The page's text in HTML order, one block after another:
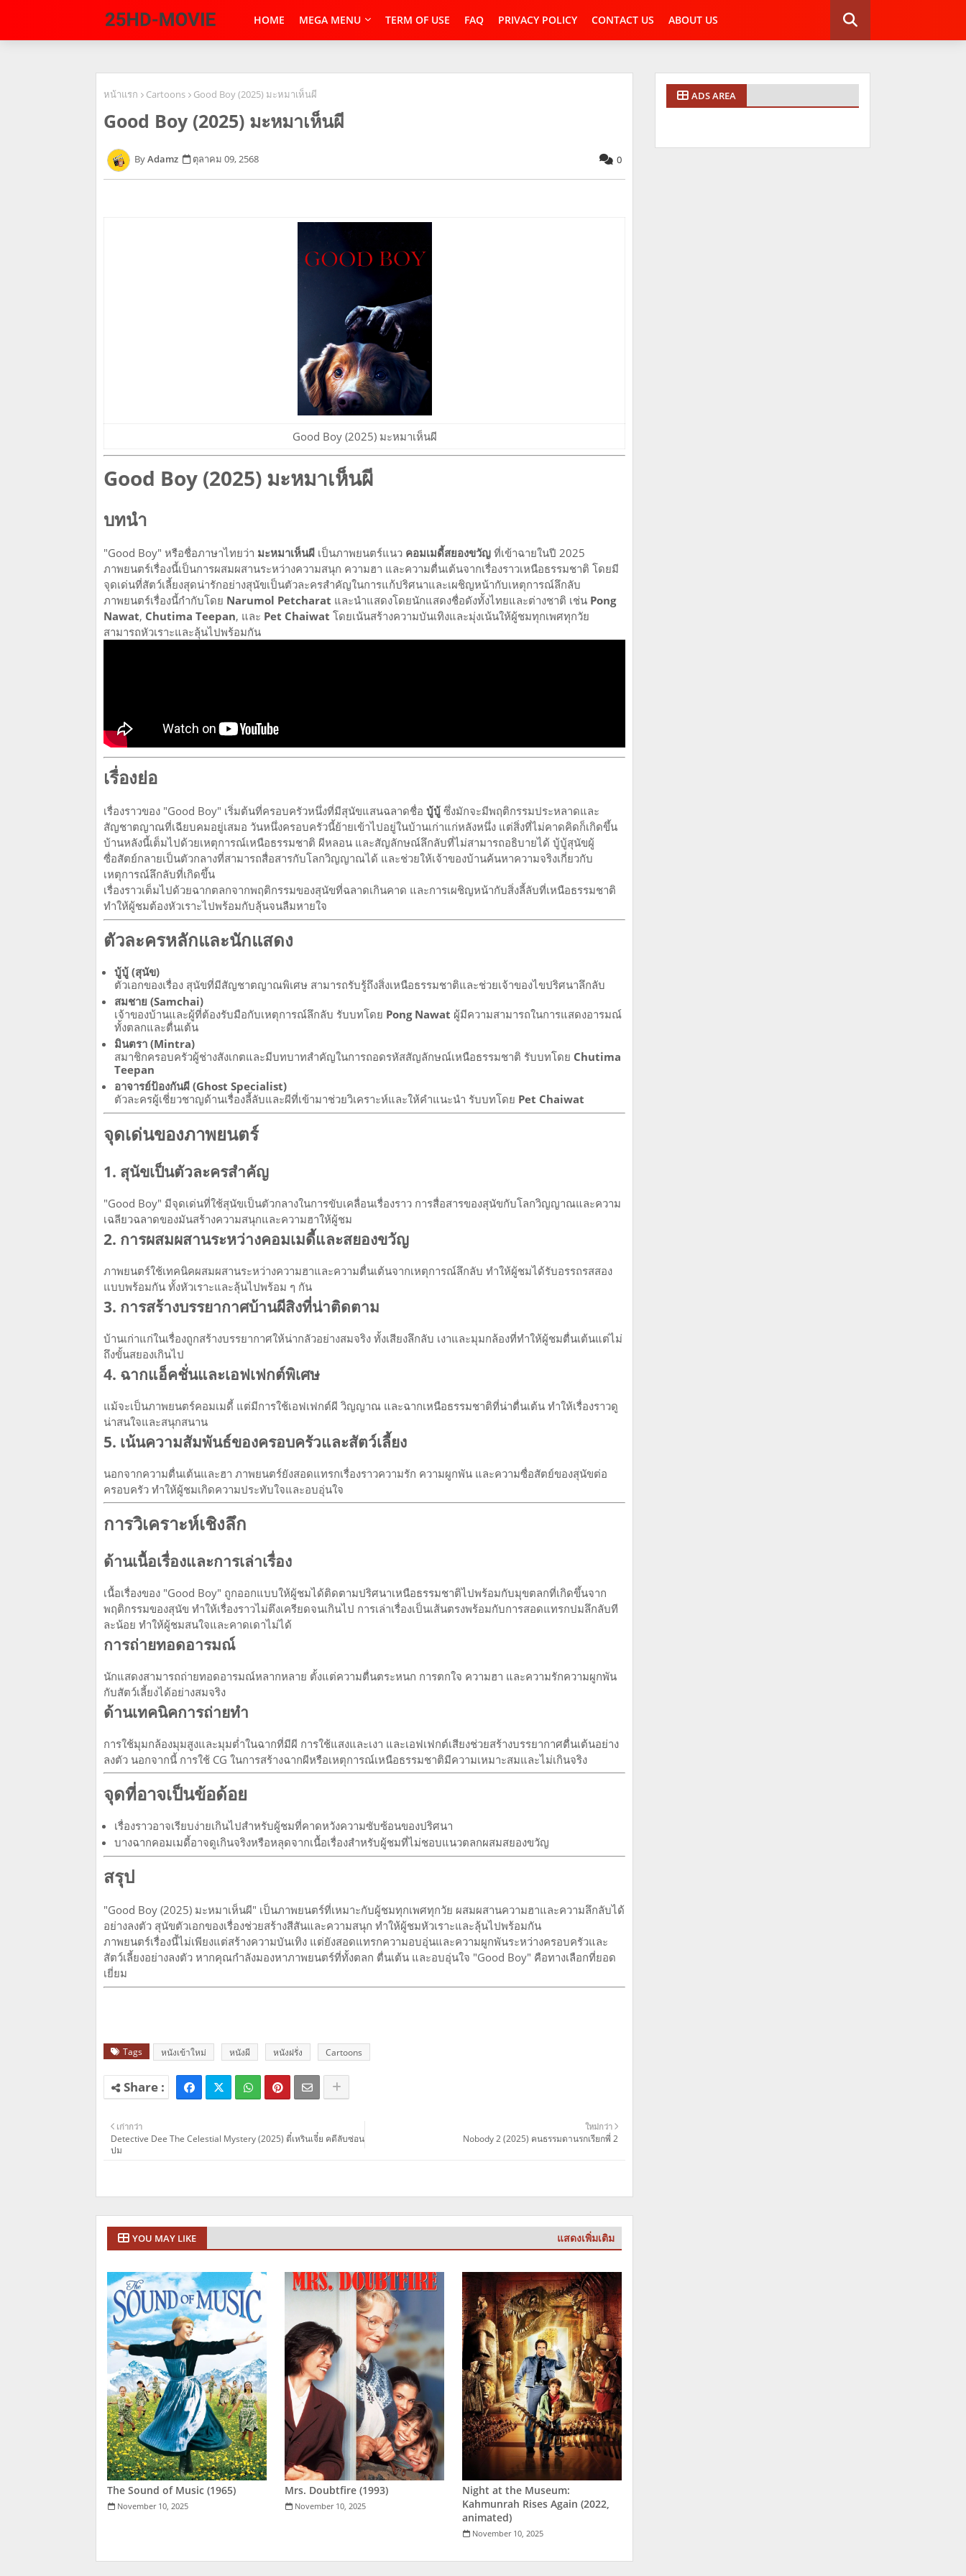
HOME MEGA MENU TERM OF USE FAQ PRIVACY POLICY CONTACT US ABOUT US
หน้าแรก Cartoons Good Boy (2025) มะหมาเห็นผี
Good Boy (2025) มะหมาเห็นผี
Adamz ตุลาคม 09, 2568 0
Good Boy (2025) มะหมาเห็นผี
Good Boy (2025) มะหมาเห็นผี
บทนำ
"Good Boy" หรือชื่อภาษาไทยว่า มะหมาเห็นผี เป็นภาพยนตร์แนว คอมเมดี้สยองขวัญ ที่เข้าฉายในปี 2025
ภาพยนตร์เรื่องนี้เป็นการผสมผสานระหว่างความสนุก ความฮา และความตื่นเต้นจากเรื่องราวเหนือธรรมชาติ โดยมี
จุดเด่นที่สัตว์เลี้ยงสุดน่ารักอย่างสุนัขเป็นตัวละครสำคัญในการแก้ปริศนาและเผชิญหน้ากับเหตุการณ์ลึกลับ
ภาพยนตร์เรื่องนี้กำกับโดย Narumol Petcharat และนำแสดงโดยนักแสดงชื่อดังทั้งไทยและต่างชาติ เช่น Pong
Nawat, Chutima Teepan, และ Pet Chaiwat โดยเน้นสร้างความบันเทิงและมุ่งเน้นให้ผู้ชมทุกเพศทุกวัย
สามารถหัวเราะและลุ้นไปพร้อมกัน
เรื่องย่อ
เรื่องราวของ "Good Boy" เริ่มต้นที่ครอบครัวหนึ่งที่มีสุนัขแสนฉลาดชื่อ บู้บู้ ซึ่งมักจะมีพฤติกรรมประหลาดและ
สัญชาตญาณที่เฉียบคมอยู่เสมอ วันหนึ่งครอบครัวนี้ย้ายเข้าไปอยู่ในบ้านเก่าแก่หลังหนึ่ง แต่สิ่งที่ไม่คาดคิดก็เกิดขึ้น
บ้านหลังนี้เต็มไปด้วยเหตุการณ์เหนือธรรมชาติ ผีหลอน และสัญลักษณ์ลึกลับที่ไม่สามารถอธิบายได้ บู้บู้สุนัขผู้
ซื่อสัตย์กลายเป็นตัวกลางที่สามารถสื่อสารกับโลกวิญญาณได้ และช่วยให้เจ้าของบ้านค้นหาความจริงเกี่ยวกับ
เหตุการณ์ลึกลับที่เกิดขึ้น
เรื่องราวเต็มไปด้วยฉากตลกจากพฤติกรรมของสุนัขที่ฉลาดเกินคาด และการเผชิญหน้ากับสิ่งลี้ลับที่เหนือธรรมชาติ
ทำให้ผู้ชมต้องหัวเราะไปพร้อมกับลุ้นจนลืมหายใจ
ตัวละครหลักและนักแสดง
บู้บู้ (สุนัข)
ตัวเอกของเรื่อง สุนัขที่มีสัญชาตญาณพิเศษ สามารถรับรู้ถึงสิ่งเหนือธรรมชาติและช่วยเจ้าของไขปริศนาลึกลับ
สมชาย (Samchai)
เจ้าของบ้านและผู้ที่ต้องรับมือกับเหตุการณ์ลึกลับ รับบทโดย Pong Nawat ผู้มีความสามารถในการแสดงอารมณ์
ทั้งตลกและตื่นเต้น
มินตรา (Mintra)
สมาชิกครอบครัวผู้ช่างสังเกตและมีบทบาทสำคัญในการถอดรหัสสัญลักษณ์เหนือธรรมชาติ รับบทโดย Chutima
Teepan
อาจารย์ป้องกันผี (Ghost Specialist)
ตัวละครผู้เชี่ยวชาญด้านเรื่องลี้ลับและผีที่เข้ามาช่วยวิเคราะห์และให้คำแนะนำ รับบทโดย Pet Chaiwat
จุดเด่นของภาพยนตร์
1. สุนัขเป็นตัวละครสำคัญ
"Good Boy" มีจุดเด่นที่ใช้สุนัขเป็นตัวกลางในการขับเคลื่อนเรื่องราว การสื่อสารของสุนัขกับโลกวิญญาณและความ
เฉลียวฉลาดของมันสร้างความสนุกและความฮาให้ผู้ชม
2. การผสมผสานระหว่างคอมเมดี้และสยองขวัญ
ภาพยนตร์ใช้เทคนิคผสมผสานระหว่างความฮาและความตื่นเต้นจากเหตุการณ์ลึกลับ ทำให้ผู้ชมได้รับอรรถรสสอง
แบบพร้อมกัน ทั้งหัวเราะและลุ้นไปพร้อม ๆ กัน
3. การสร้างบรรยากาศบ้านผีสิงที่น่าติดตาม
บ้านเก่าแก่ในเรื่องถูกสร้างบรรยากาศให้น่ากลัวอย่างสมจริง ทั้งเสียงลึกลับ เงาและมุมกล้องที่ทำให้ผู้ชมตื่นเต้นแต่ไม่
ถึงขั้นสยองเกินไป
4. ฉากแอ็คชั่นและเอฟเฟกต์พิเศษ
แม้จะเป็นภาพยนตร์คอมเมดี้ แต่มีการใช้เอฟเฟกต์ผี วิญญาณ และฉากเหนือธรรมชาติที่น่าตื่นเต้น ทำให้เรื่องราวดู
น่าสนใจและสนุกสนาน
5. เน้นความสัมพันธ์ของครอบครัวและสัตว์เลี้ยง
นอกจากความตื่นเต้นและฮา ภาพยนตร์ยังสอดแทรกเรื่องราวความรัก ความผูกพัน และความซื่อสัตย์ของสุนัขต่อ
ครอบครัว ทำให้ผู้ชมเกิดความประทับใจและอบอุ่นใจ
การวิเคราะห์เชิงลึก
ด้านเนื้อเรื่องและการเล่าเรื่อง
เนื้อเรื่องของ "Good Boy" ถูกออกแบบให้ผู้ชมได้ติดตามปริศนาเหนือธรรมชาติไปพร้อมกับมุขตลกที่เกิดขึ้นจาก
พฤติกรรมของสุนัข ทำให้เรื่องราวไม่ตึงเครียดจนเกินไป การเล่าเรื่องเป็นเส้นตรงพร้อมกับการสอดแทรกปมลึกลับที
ละน้อย ทำให้ผู้ชมสนใจและคาดเดาไม่ได้
การถ่ายทอดอารมณ์
นักแสดงสามารถถ่ายทอดอารมณ์หลากหลาย ตั้งแต่ความตื่นตระหนก การตกใจ ความฮา และความรักความผูกพัน
กับสัตว์เลี้ยงได้อย่างสมจริง
ด้านเทคนิคการถ่ายทำ
การใช้มุมกล้องมุมสูงและมุมต่ำในฉากที่มีผี การใช้แสงและเงา และเอฟเฟกต์เสียงช่วยสร้างบรรยากาศตื่นเต้นอย่าง
ลงตัว นอกจากนี้ การใช้ CG ในการสร้างฉากผีหรือเหตุการณ์เหนือธรรมชาติมีความเหมาะสมและไม่เกินจริง
จุดที่อาจเป็นข้อด้อย
เรื่องราวอาจเรียบง่ายเกินไปสำหรับผู้ชมที่คาดหวังความซับซ้อนของปริศนา
บางฉากคอมเมดี้อาจดูเกินจริงหรือหลุดจากเนื้อเรื่องสำหรับผู้ชมที่ไม่ชอบแนวตลกผสมสยองขวัญ
สรุป
"Good Boy (2025) มะหมาเห็นผี" เป็นภาพยนตร์ที่เหมาะกับผู้ชมทุกเพศทุกวัย ผสมผสานความฮาและความลึกลับได้
อย่างลงตัว สุนัขตัวเอกของเรื่องช่วยสร้างสีสันและความสนุก ทำให้ผู้ชมหัวเราะและลุ้นไปพร้อมกัน
ภาพยนตร์เรื่องนี้ไม่เพียงแต่สร้างความบันเทิง แต่ยังสอดแทรกความอบอุ่นและความผูกพันระหว่างครอบครัวและ
สัตว์เลี้ยงอย่างลงตัว หากคุณกำลังมองหาภาพยนตร์ที่ทั้งตลก ตื่นเต้น และอบอุ่นใจ "Good Boy" คือทางเลือกที่ยอด
เยี่ยม
Tags หนังเข้าใหม่ หนังผี หนังฝรั่ง Cartoons
ใหม่กว่า
Nobody 2 (2025) คนธรรมดานรกเรียกพี่ 2
เก่ากว่า
Detective Dee The Celestial Mystery (2025) ตี๋เหรินเจี๋ย คดีลับซ่อน
ปม
YOU MAY LIKE แสดงเพิ่มเติม
The Sound of Music (1965)
November 10, 2025
Mrs. Doubtfire (1993)
November 10, 2025
Night at the Museum:
Kahmunrah Rises Again (2022,
animated)
November 10, 2025
ADS AREA